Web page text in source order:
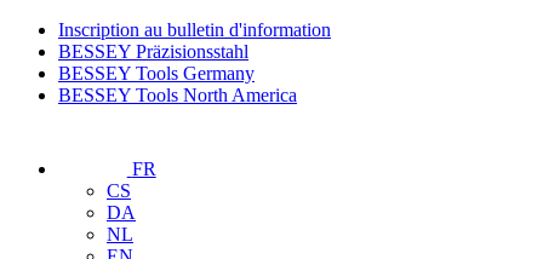
Inscription au bulletin d'information
BESSEY Präzisionsstahl
BESSEY Tools Germany
BESSEY Tools North America
FR
CS
DA
NL